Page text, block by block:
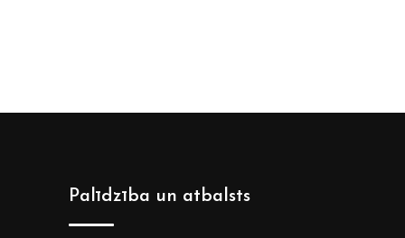
Palīdzība un atbalsts